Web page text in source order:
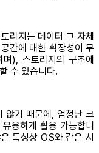
리지는 데이터 그 자체
간에 대한 확장성이 무
), 스토리지의 구조에
수 있습니다.
않기 때문에, 엄청난 크
용하게 활용 가능합니
특성상 OS와 같은 시